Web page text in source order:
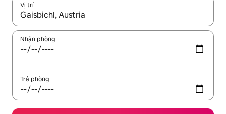
Vị trí
Khi có kết quả, hãy điều hướng bằng phím mũi tên lên và
Nhận phòng
Trả phòng